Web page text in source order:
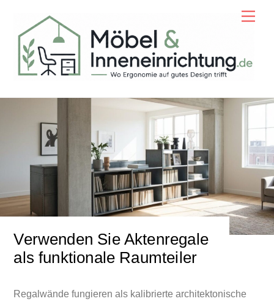
content
Verwenden Sie Aktenregale
als funktionale Raumteiler
Regalwände fungieren als kalibrierte architektonische